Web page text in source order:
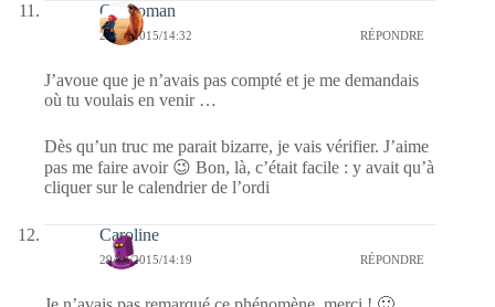
Catwoman
29/07/2015/14:32 RÉPONDRE
J’avoue que je n’avais pas compté et je me demandais
où tu voulais en venir …
Dès qu’un truc me parait bizarre, je vais vérifier. J’aime
pas me faire avoir 😉 Bon, là, c’était facile : y avait qu’à
cliquer sur le calendrier de l’ordi
Caroline
29/07/2015/14:19 RÉPONDRE